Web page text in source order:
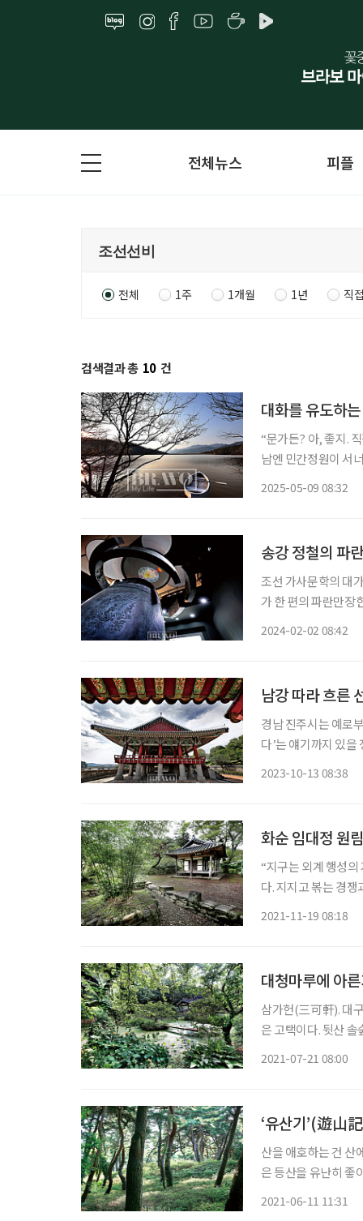
전체뉴스 피플
전체 1주 1개월 1년 직
검색결과 총 10 건
대화를 유도하
“문가든? 아, 좋지.
남엔 민간정원이 서
2025-05-09 08:32
송강 정철의 파
조선 가사문학의 대
가 한 편의 파란만장
2024-02-02 08:42
남강 따라 흐른
경남 진주시는 예로
다’는 얘기까지 있
2023-10-13 08:38
화순 임대정 원
“지구는 외계 행성의
다. 지지고 볶는 경
2021-11-19 08:18
대청마루에 아
삼가헌(三可軒). 대
은 고택이다. 뒷산
2021-07-21 08:00
‘유산기’(遊山
산을 애호하는 건 산
은 등산을 유난히 좋
2021-06-11 11:31